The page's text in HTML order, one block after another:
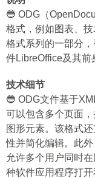
🔵 ODG（
格式，例如图表、
格式系列的一部分
件LibreOffice及其前
技术细节
🔵 ODG文件基于
可以包含多个页面
图形元素。该格式
性并简化编辑。此
允许多个用户同时
种软件应用程序打